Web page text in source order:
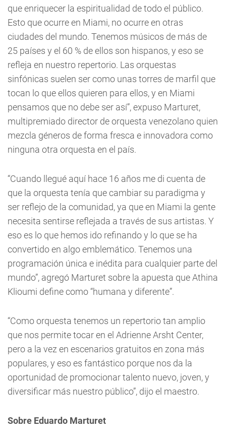
que enriquecer la espiritualidad de todo el público.
Esto que ocurre en Miami, no ocurre en otras
ciudades del mundo. Tenemos músicos de más de
25 países y el 60 % de ellos son hispanos, y eso se
refleja en nuestro repertorio. Las orquestas
sinfónicas suelen ser como unas torres de marfil que
tocan lo que ellos quieren para ellos, y en Miami
pensamos que no debe ser así”, expuso Marturet,
multipremiado director de orquesta venezolano quien
mezcla géneros de forma fresca e innovadora como
ninguna otra orquesta en el país.
“Cuando llegué aquí hace 16 años me di cuenta de
que la orquesta tenía que cambiar su paradigma y
ser reflejo de la comunidad, ya que en Miami la gente
necesita sentirse reflejada a través de sus artistas. Y
eso es lo que hemos ido refinando y lo que se ha
convertido en algo emblemático. Tenemos una
programación única e inédita para cualquier parte del
mundo”, agregó Marturet sobre la apuesta que Athina
Klioumi define como “humana y diferente”.
“Como orquesta tenemos un repertorio tan amplio
que nos permite tocar en el Adrienne Arsht Center,
pero a la vez en escenarios gratuitos en zona más
populares, y eso es fantástico porque nos da la
oportunidad de promocionar talento nuevo, joven, y
diversificar más nuestro público”, dijo el maestro.
Sobre Eduardo Marturet